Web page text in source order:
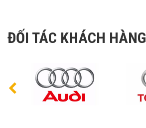
ĐỐI TÁC KHÁCH HÀNG